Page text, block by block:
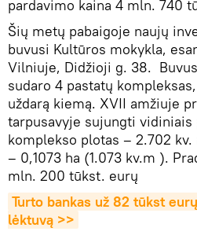
pardavimo kaina 4 mln. 740
Šių metų pabaigoje naujų
buvusi Kultūros mokykla,
Vilniuje, Didžioji g. 38.
sudaro 4 pastatų
uždarą kiemą. XVII amžiuje
tarpusavyje sujungti vidiniais
komplekso plotas – 2.702
– 0,1073 ha (1.073 kv.m ).
mln. 200 tūkst. eurų
Turto bankas už 82 tūkst
lėktuvą >>